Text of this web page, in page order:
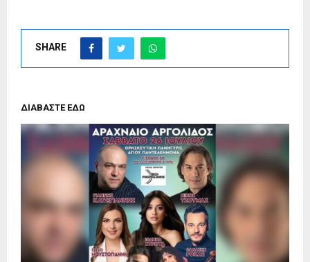
SHARE
ΔΙΑΒΑΣΤΕ ΕΔΩ